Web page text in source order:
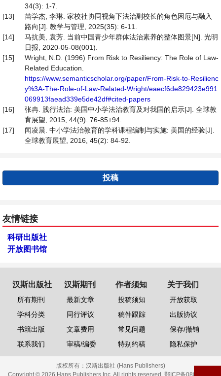
34(3): 1-7.
[13]
苗学杰, 李琳. 家校社协同视角下法治副校长的角色困厄与融入
路向[J]. 教学与管理, 2025(35): 6-11.
[14]
马抗美, 袁芳. 当前中国青少年群体法治素养的整体图景[N]. 光明
日报, 2020-05-08(001).
[15]
Wright, N.D. (1996) From Risk to Resiliency: The Role of Law-
Related Education.
https://www.semanticscholar.org/paper/From-Risk-to-Resilienc
y%3A-The-Role-of-Law-Related-Wright/eaecf6de829423e991
069913faead339e5de42df#cited-papers
[16]
张冉. 践行法治: 美国中小学法治教育及对我国的启示[J]. 全球教
育展望, 2015, 44(9): 76-85+94.
[17]
闻凌晨. 中小学法治教育的学科课程编制与实施: 美国的经验[J].
全球教育展望, 2016, 45(2): 84-92.
投稿
友情链接
科研出版社
开放图书馆
汉斯出版社
所有期刊
学科分类
书籍出版
联系我们
汉斯期刊
最新文章
同行评议
文章费用
审稿/编委
作者须知
投稿须知
稿件跟踪
常见问题
特别约稿
关于我们
开放获取
出版协议
保存/撤销
隐私保护
版权所有： 汉斯出版社 (Hans Publishers)
Copyright © 2026 Hans Publishers Inc. All rights reserved. 鄂ICP备08006613